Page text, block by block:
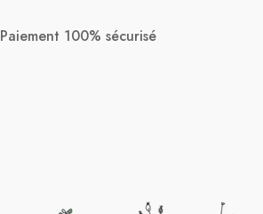
Paiement 100% sécurisé